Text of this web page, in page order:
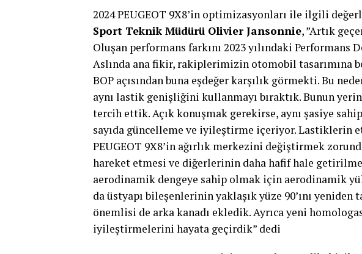
fırsatı da sağladı.PEUGEOT Tasarım Müdürü
Dünya Dayanıklılık Şampiyonası’nda dönüşünü
başladık. Sonrasında görsel sanatçı Demsky tarafından
yüzüncü yılını, hem de PEUGEOT’nun Le Mans’taki
2023 dış tasarımın ardından bu sefer Aslan Başını
tasarımla ortaya çıktık. Bir aslan sürüsünü simgeleyen
yarışlarının değerlerini mükemmel bir şekilde
yetenek zenginliğini öne çıkarmak istedik. Tasarım,
üzere PEUGEOT Sport renk kartelasından alınan
tema, PEUGEOT’nun grafik tasarım ekibi tarafından
aynı şekilde kullanılıyor” değerlendirmesinde bulundu.
Team Peugeot TotalEnergies’in kaydettiği gelişmeyi
9X8’in 2023 versiyonu, FIA Dünya Dayanıklılık